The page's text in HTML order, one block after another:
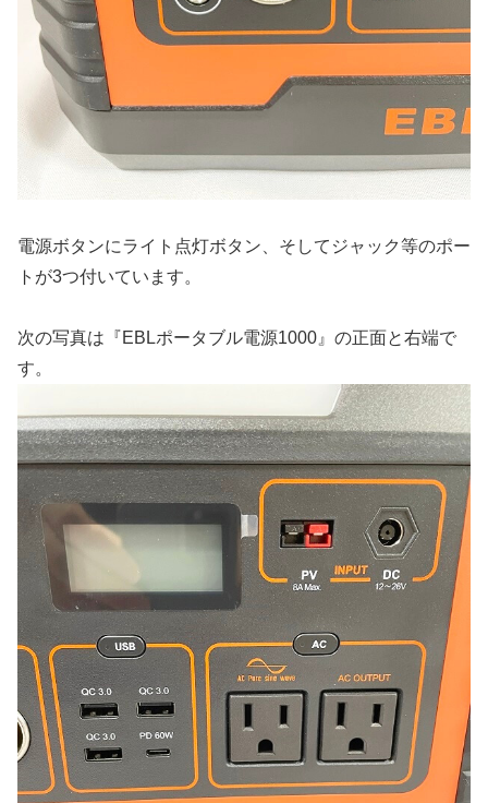
電源ボタンにライト点灯ボタン、そしてジャック等のポー
トが3つ付いています。
次の写真は『EBLポータブル電源1000』の正面と右端で
す。